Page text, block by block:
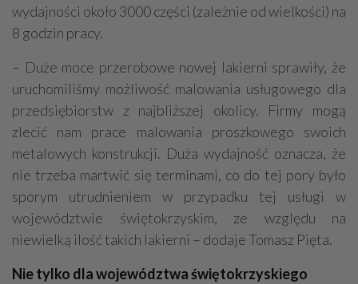
wydajności około 3000 części (zależnie od wielkości) na
8 godzin pracy.
– Duże moce przerobowe nowej lakierni sprawiły, że
uruchomiliśmy możliwość malowania usługowego dla
przedsiębiorstw z najbliższej okolicy. Firmy mogą
zlecić nam prace malowania proszkowego swoich
metalowych konstrukcji. Duża wydajność oznacza, że
nie trzeba martwić się terminami, co do tej pory było
sporym utrudnieniem w przypadku tej usługi w
województwie świętokrzyskim, ze względu na
niewielką ilość takich lakierni – dodaje Tomasz Pięta.
Nie tylko dla województwa świętokrzyskiego